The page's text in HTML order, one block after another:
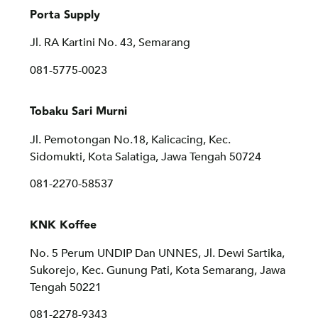
Porta Supply
Jl. RA Kartini No. 43, Semarang
081-5775-0023
Tobaku Sari Murni
Jl. Pemotongan No.18, Kalicacing, Kec.
Sidomukti, Kota Salatiga, Jawa Tengah 50724
081-2270-58537
KNK Koffee
No. 5 Perum UNDIP Dan UNNES, Jl. Dewi Sartika,
Sukorejo, Kec. Gunung Pati, Kota Semarang, Jawa
Tengah 50221
081-2278-9343